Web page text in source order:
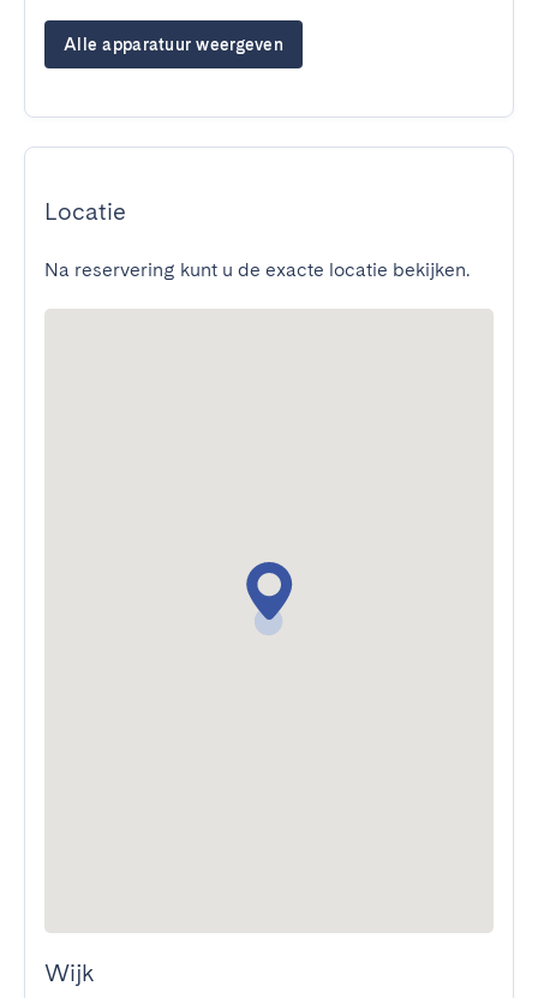
Alle apparatuur weergeven
Locatie
Na reservering kunt u de exacte locatie bekijken.
Wijk